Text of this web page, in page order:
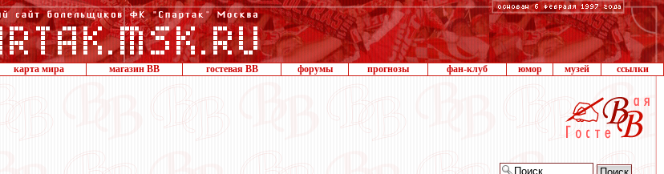
карта мира магазин ВВ гостевая ВВ форумы прогнозы фан-клуб юмор музей ссылки